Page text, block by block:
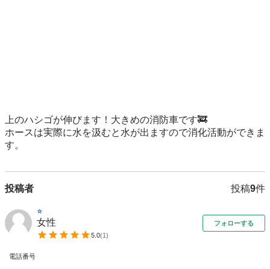
上のハシゴが伸びます！大きめの消防車です🚒
ホースは実際に水を汲むと水が出ますので消化活動ができま
す。
投稿者 投稿9件
⭐︎
女性
5.0(1)
フォローする
電話番号